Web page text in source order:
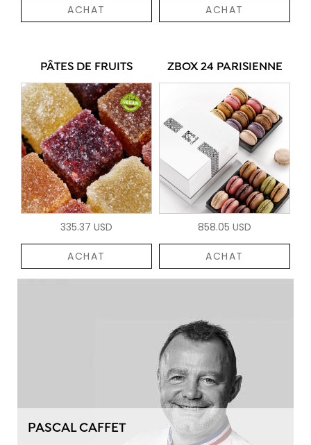
ACHAT ACHAT
PÂTES DE FRUITS
335.37 USD
ACHAT
ZBOX 24 PARISIENNE
858.05 USD
ACHAT
PASCAL CAFFET